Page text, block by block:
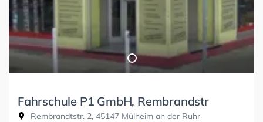
Fahrschule P1 GmbH, Rembrandstr
Rembrandtstr. 2, 45147 Mülheim an der Ruhr